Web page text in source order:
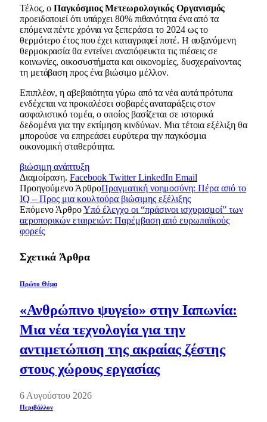
Τέλος, οΠαγκόσμιος Μετεωρολογικός Οργανισμός
προειδοποιεί ότι υπάρχει 80% πιθανότητα ένα από τα
επόμενα πέντε χρόνια να ξεπεράσει το 2024 ως το
θερμότερο έτος που έχει καταγραφεί ποτέ. Η αυξανόμενη
θερμοκρασία θα εντείνει αναπόφευκτα τις πιέσεις σε
κοινωνίες, οικοσυστήματα και οικονομίες, δυσχεραίνοντας
τη μετάβαση προς ένα βιώσιμο μέλλον.
Επιπλέον, η αβεβαιότητα γύρω από τα νέα αυτά πρότυπα
ενδέχεται να προκαλέσει σοβαρές αναταράξεις στον
ασφαλιστικό τομέα, ο οποίος βασίζεται σε ιστορικά
δεδομένα για την εκτίμηση κινδύνων. Μια τέτοια εξέλιξη θα
μπορούσε να επηρεάσει ευρύτερα την παγκόσμια
οικονομική σταθερότητα.
βιώσιμη ανάπτυξη
Διαμοίραση. Facebook Twitter LinkedIn Email
Προηγούμενο ΆρθροΠραγματική νοημοσύνη: Πέρα από το
IQ – Προς μια κουλτούρα βιώσιμης εξέλιξης
Επόμενο ΆρθροΥπό έλεγχο οι “πράσινοι ισχυρισμοί” των
αεροπορικών εταιρειών: Παρέμβαση από ευρωπαϊκούς
φορείς
Σχετικά Άρθρα
Πρώτο Θέμα
«Ανθρώπινο ψυγείο» στην Ιαπωνία:
Μια νέα τεχνολογία για την
αντιμετώπιση της ακραίας ζέστης
στους χώρους εργασίας
6 Αυγούστου 2026
Περιβάλλον